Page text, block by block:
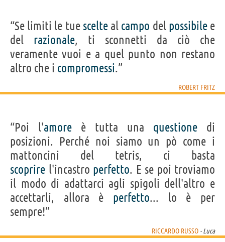
“Se limiti le tue scelteal campo del possibilee
del razionale, ti sconnetti da ciò che
veramente vuoi e a quel punto non restano
altro che i compromessi.”
ROBERT FRITZ
“Poi l'amore è tutta una questione di
posizioni. Perché noi siamo un pò come i
mattoncini del tetris, ci basta
scoprire l'incastro perfetto. E se poi troviamo
il modo di adattarci agli spigoli dell'altro e
accettarli, allora è perfetto... lo è per
sempre!”
RICCARDO RUSSO - Luca